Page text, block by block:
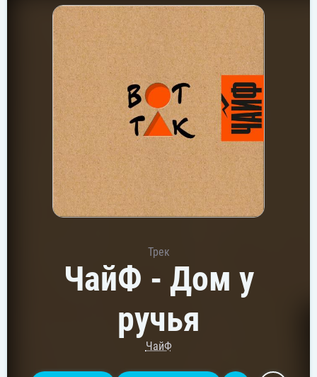
Трек
ЧайФ - Дом у
ручья
ЧайФ